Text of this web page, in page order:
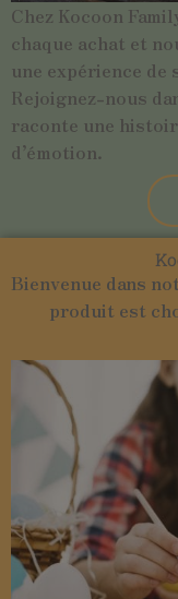
Chez Kocoon
chaque achat et
une expérience
Rejoignez-nous
raconte une
d’émotion.
Bienvenue dans
produit est